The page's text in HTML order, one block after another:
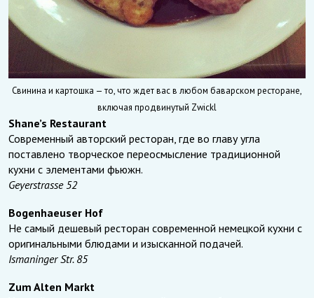
Свинина и картошка — то, что ждет вас в любом баварском ресторане,
включая продвинутый Zwickl
Shane’s Restaurant
Современный авторский ресторан, где во главу угла
поставлено творческое переосмысление традиционной
кухни с элементами фьюжн.
Geyerstrasse 52
Bogenhaeuser Hof
Не самый дешевый ресторан современной немецкой кухни с
оригинальными блюдами и изысканной подачей.
Ismaninger Str. 85
Zum Alten Markt